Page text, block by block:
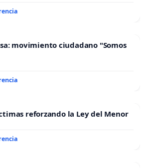
movimiento ciudadano "Somos
reforzando la Ley del Menor